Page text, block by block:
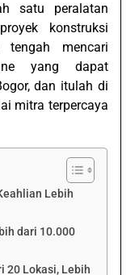
satu peralatan
konstruksi
mencari
yang dapat
dan itulah di
mitra terpercaya
Lebih
dari 10.000
20 Lokasi, Lebih